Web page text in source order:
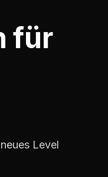
für
Level